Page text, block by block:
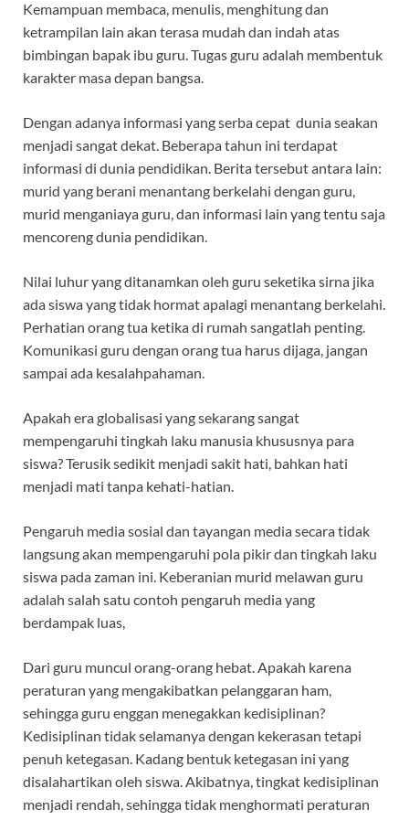
Kemampuan membaca, menulis, menghitung dan
ketrampilan lain akan terasa mudah dan indah atas
bimbingan bapak ibu guru. Tugas guru adalah membentuk
karakter masa depan bangsa.
Dengan adanya informasi yang serba cepat dunia seakan
menjadi sangat dekat. Beberapa tahun ini terdapat
informasi di dunia pendidikan. Berita tersebut antara lain:
murid yang berani menantang berkelahi dengan guru,
murid menganiaya guru, dan informasi lain yang tentu saja
mencoreng dunia pendidikan.
Nilai luhur yang ditanamkan oleh guru seketika sirna jika
ada siswa yang tidak hormat apalagi menantang berkelahi.
Perhatian orang tua ketika di rumah sangatlah penting.
Komunikasi guru dengan orang tua harus dijaga, jangan
sampai ada kesalahpahaman.
Apakah era globalisasi yang sekarang sangat
mempengaruhi tingkah laku manusia khususnya para
siswa? Terusik sedikit menjadi sakit hati, bahkan hati
menjadi mati tanpa kehati-hatian.
Pengaruh media sosial dan tayangan media secara tidak
langsung akan mempengaruhi pola pikir dan tingkah laku
siswa pada zaman ini. Keberanian murid melawan guru
adalah salah satu contoh pengaruh media yang
berdampak luas,
Dari guru muncul orang-orang hebat. Apakah karena
peraturan yang mengakibatkan pelanggaran ham,
sehingga guru enggan menegakkan kedisiplinan?
Kedisiplinan tidak selamanya dengan kekerasan tetapi
penuh ketegasan. Kadang bentuk ketegasan ini yang
disalahartikan oleh siswa. Akibatnya, tingkat kedisiplinan
menjadi rendah, sehingga tidak menghormati peraturan